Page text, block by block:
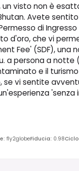
visto non è
Avete
di
d'oro, che vi
Fee' (SDF),
a persona a notte
e il
vi sentite
'senza
: fly2globeFiducia: 0.98